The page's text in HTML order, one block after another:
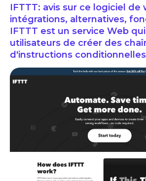
IFTTT: avis sur ce logiciel de
intégrations, alternatives,
IFTTT est un service Web
utilisateurs de créer des
d'instructions